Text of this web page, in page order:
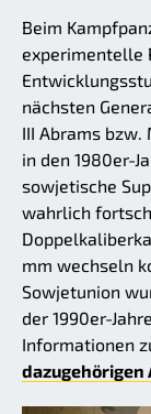
Beim
experimentelle
nächsten
III Abrams bzw.
in den 1980er-
sowjetische
wahrlich
mm wechseln
Sowjetunion
der 1990er-
Informationen
dazugehörigen